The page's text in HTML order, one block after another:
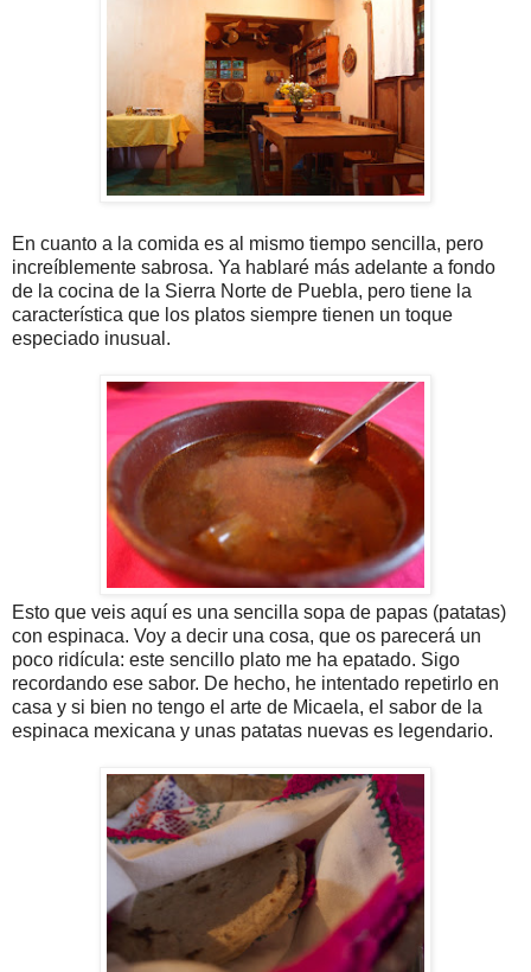
En cuanto a la comida es al mismo tiempo sencilla, pero
increíblemente sabrosa. Ya hablaré más adelante a fondo
de la cocina de la Sierra Norte de Puebla, pero tiene la
característica que los platos siempre tienen un toque
especiado inusual.
Esto que veis aquí es una sencilla sopa de papas (patatas)
con espinaca. Voy a decir una cosa, que os parecerá un
poco ridícula: este sencillo plato me ha epatado. Sigo
recordando ese sabor. De hecho, he intentado repetirlo en
casa y si bien no tengo el arte de Micaela, el sabor de la
espinaca mexicana y unas patatas nuevas es legendario.